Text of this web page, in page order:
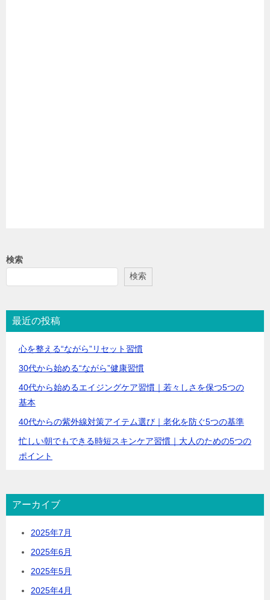
検索
検索
最近の投稿
心を整える“ながら”リセット習慣
30代から始める“ながら”健康習慣
40代から始めるエイジングケア習慣｜若々しさを保つ5つの
基本
40代からの紫外線対策アイテム選び｜老化を防ぐ5つの基準
忙しい朝でもできる時短スキンケア習慣｜大人のための5つの
ポイント
アーカイブ
2025年7月
2025年6月
2025年5月
2025年4月